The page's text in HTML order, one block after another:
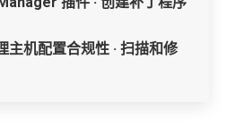
主机配置合规性 · 扫描和修